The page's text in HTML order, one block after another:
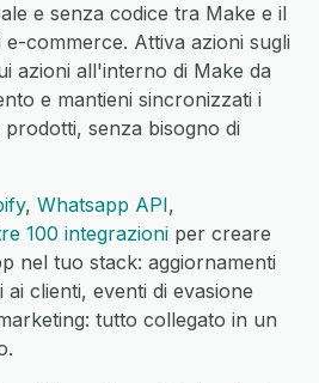
e senza codice tra Make e il
commerce. Attiva azioni sugli
azioni all'interno di Make da
e mantieni sincronizzati i
senza bisogno di
, Whatsapp API,
100 integrazioni per creare
nel tuo stack: aggiornamenti
ai clienti, eventi di evasione
tutto collegato in un